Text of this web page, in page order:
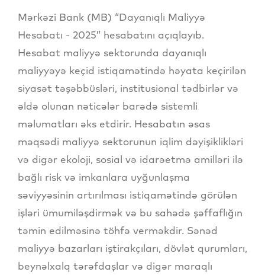
Mərkəzi Bank (MB) “Dayanıqlı Maliyyə
Hesabatı - 2025” hesabatını açıqlayıb.
Hesabat maliyyə sektorunda dayanıqlı
maliyyəyə keçid istiqamətində həyata keçirilən
siyasət təşəbbüsləri, institusional tədbirlər və
əldə olunan nəticələr barədə sistemli
məlumatları əks etdirir. Hesabatın əsas
məqsədi maliyyə sektorunun iqlim dəyişiklikləri
və digər ekoloji, sosial və idarəetmə amilləri ilə
bağlı risk və imkanlara uyğunlaşma
səviyyəsinin artırılması istiqamətində görülən
işləri ümumiləşdirmək və bu sahədə şəffaflığın
təmin edilməsinə töhfə verməkdir. Sənəd
maliyyə bazarları iştirakçıları, dövlət qurumları,
beynəlxalq tərəfdaşlar və digər maraqlı